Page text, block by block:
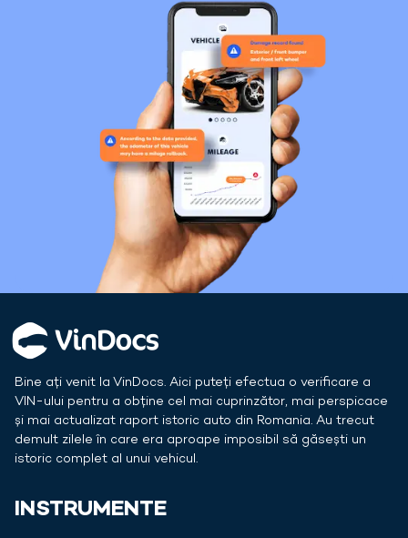
Bine ați venit la VinDocs. Aici puteți efectua o verificare a
VIN-ului pentru a obține cel mai cuprinzător, mai perspicace
și mai actualizat raport istoric auto din Romania. Au trecut
demult zilele în care era aproape imposibil să găsești un
istoric complet al unui vehicul.
INSTRUMENTE